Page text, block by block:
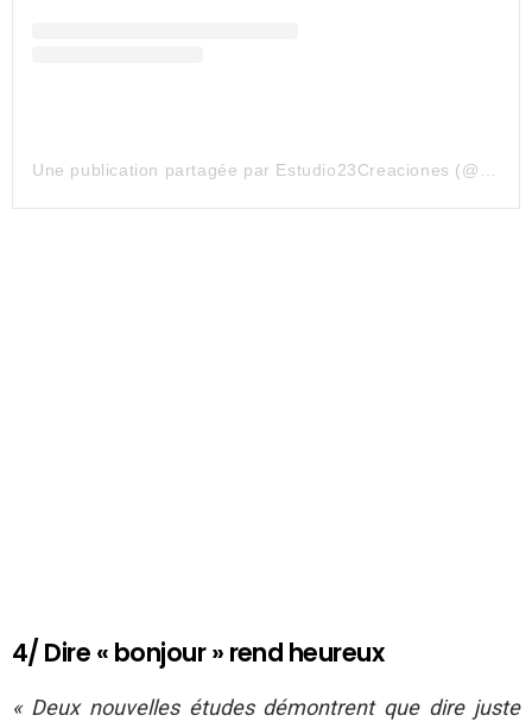
4/ Dire « bonjour » rend heureux
« Deux nouvelles études démontrent que dire juste